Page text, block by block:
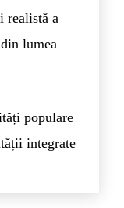
realistă a
lumea
populare
integrate